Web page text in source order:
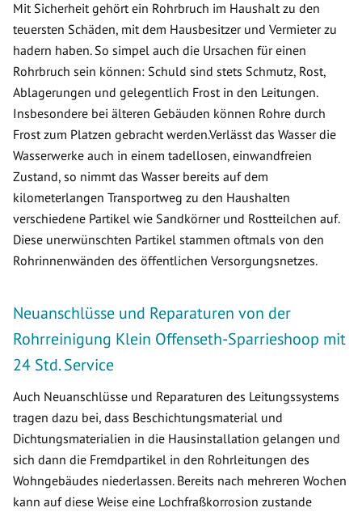
Mit Sicherheit gehört ein Rohrbruch im Haushalt zu den
teuersten Schäden, mit dem Hausbesitzer und Vermieter zu
hadern haben. So simpel auch die Ursachen für einen
Rohrbruch sein können: Schuld sind stets Schmutz, Rost,
Ablagerungen und gelegentlich Frost in den Leitungen.
Insbesondere bei älteren Gebäuden können Rohre durch
Frost zum Platzen gebracht werden.Verlässt das Wasser die
Wasserwerke auch in einem tadellosen, einwandfreien
Zustand, so nimmt das Wasser bereits auf dem
kilometerlangen Transportweg zu den Haushalten
verschiedene Partikel wie Sandkörner und Rostteilchen auf.
Diese unerwünschten Partikel stammen oftmals von den
Rohrinnenwänden des öffentlichen Versorgungsnetzes.
Neuanschlüsse und Reparaturen von der
Rohrreinigung Klein Offenseth-Sparrieshoop mit
24 Std. Service
Auch Neuanschlüsse und Reparaturen des Leitungssystems
tragen dazu bei, dass Beschichtungsmaterial und
Dichtungsmaterialien in die Hausinstallation gelangen und
sich dann die Fremdpartikel in den Rohrleitungen des
Wohngebäudes niederlassen. Bereits nach mehreren Wochen
kann auf diese Weise eine Lochfraßkorrosion zustande